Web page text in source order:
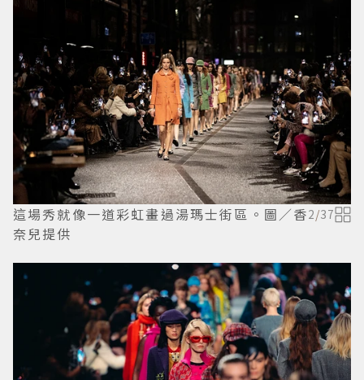
這場秀就像一道彩虹畫過湯瑪士街區。圖／香
奈兒提供
2/37